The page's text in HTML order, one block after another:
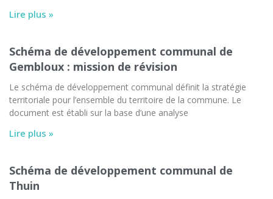
Lire plus »
Schéma de développement communal de
Gembloux : mission de révision
Le schéma de développement communal définit la stratégie
territoriale pour l’ensemble du territoire de la commune. Le
document est établi sur la base d’une analyse
Lire plus »
Schéma de développement communal de
Thuin